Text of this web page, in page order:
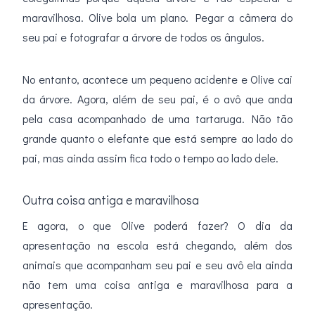
maravilhosa. Olive bola um plano. Pegar a câmera do
seu pai e fotografar a árvore de todos os ângulos.
No entanto, acontece um pequeno acidente e Olive cai
da árvore. Agora, além de seu pai, é o avô que anda
pela casa acompanhado de uma tartaruga. Não tão
grande quanto o elefante que está sempre ao lado do
pai, mas ainda assim fica todo o tempo ao lado dele.
Outra coisa antiga e maravilhosa
E agora, o que Olive poderá fazer? O dia da
apresentação na escola está chegando, além dos
animais que acompanham seu pai e seu avô ela ainda
não tem uma coisa antiga e maravilhosa para a
apresentação.